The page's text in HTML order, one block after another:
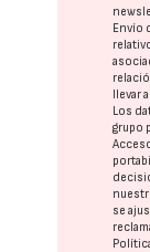
Envío
llevar
Los
grupo
se